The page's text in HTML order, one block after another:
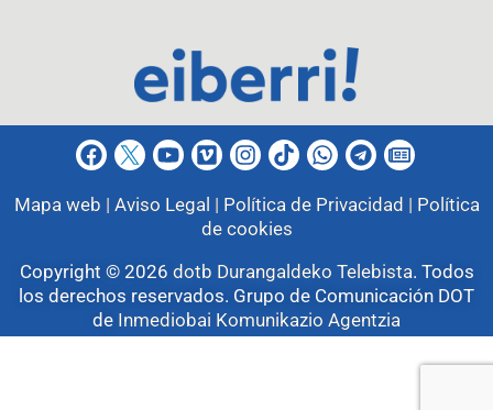
Mapa web | Aviso Legal | Política de Privacidad | Política
de cookies
Copyright © 2026 dotb Durangaldeko Telebista. Todos
los derechos reservados. Grupo de Comunicación DOT
de Inmediobai Komunikazio Agentzia